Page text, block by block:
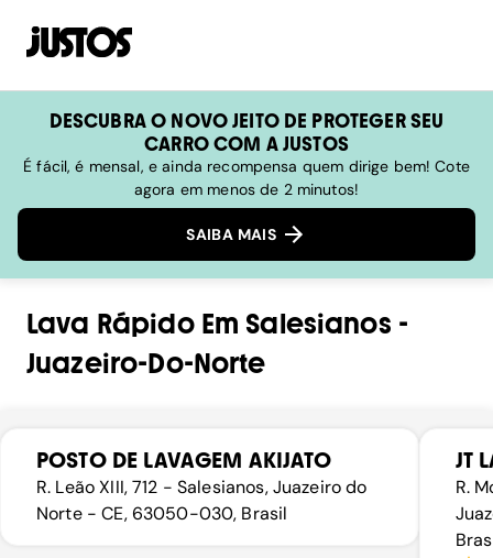
DESCUBRA O NOVO JEITO DE PROTEGER SEU
CARRO COM A JUSTOS
É fácil, é mensal, e ainda recompensa quem dirige bem! Cote
agora em menos de 2 minutos!
SAIBA MAIS
Lava RápidoEm Salesianos -
Juazeiro-Do-Norte
POSTO DE LAVAGEM AKIJATO
R. Leão XIII, 712 - Salesianos, Juazeiro do
Norte - CE, 63050-030, Brasil
JT
R.